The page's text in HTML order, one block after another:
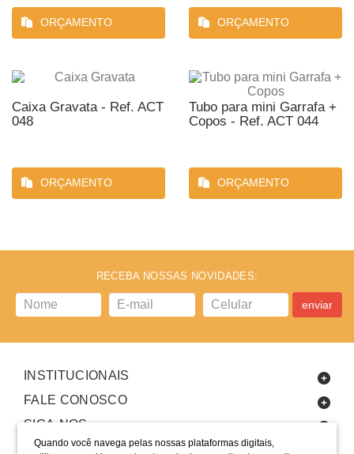
Quando você navega pelas nossas plataformas digitais,
ORÇAMENTO ORÇAMENTO
Caixa Gravata - Ref. ACT
048
ORÇAMENTO
Tubo para mini Garrafa +
Copos - Ref. ACT 044
ORÇAMENTO
RECEBA NOSSAS NOVIDADES:
enviar
INSTITUCIONAIS
FALE CONOSCO
SIGA-NOS